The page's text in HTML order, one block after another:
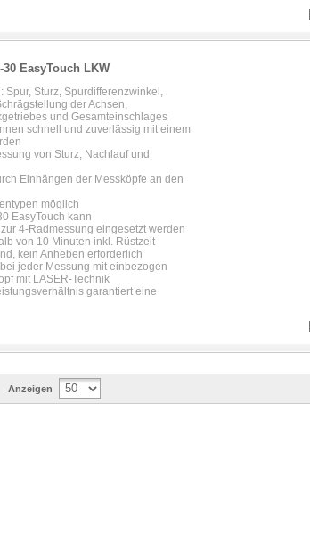
EasyTouch LKW
Sturz, Spurdifferenzwinkel,
der Achsen,
und Gesamteinschlages
schnell und zuverlässig mit einem
von Sturz, Nachlauf und
Einhängen der Messköpfe an den
möglich
EasyTouch kann
4-Radmessung eingesetzt werden
von 10 Minuten inkl. Rüstzeit
kein Anheben erforderlich
jeder Messung mit einbezogen
mit LASER-Technik
garantiert eine
Anzeigen